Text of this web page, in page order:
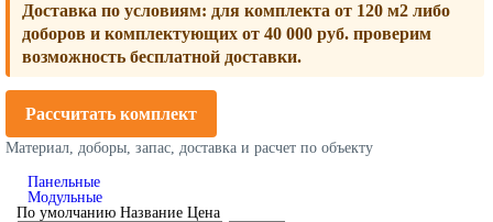
Доставка по условиям: для комплекта от 120 м2 либо
доборов и комплектующих от 40 000 руб. проверим
возможность бесплатной доставки.
Рассчитать комплект
Материал, доборы, запас, доставка и расчет по объекту
Панельные
Модульные
По умолчанию Название Цена